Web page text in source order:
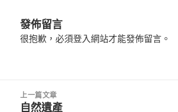
發佈留言
很抱歉，必須登入網站才能發佈留言。
上一篇文章
上
自然遺產